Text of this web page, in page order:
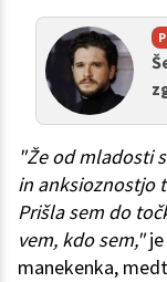
"Že od mladosti
in anksioznostjo
Prišla sem do
vem, kdo sem,"je
manekenka,